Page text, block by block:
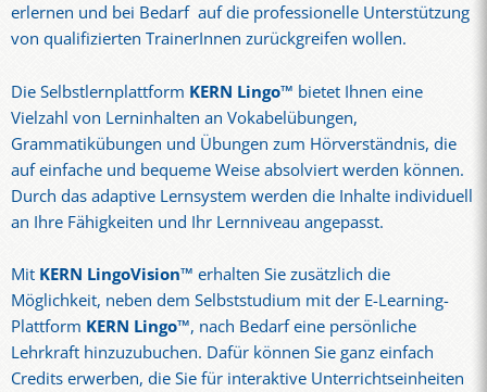
erlernen und bei Bedarf auf die professionelle Unterstützung
von qualifizierten TrainerInnen zurückgreifen wollen.
Die Selbstlernplattform KERN Lingo™ bietet Ihnen eine
Vielzahl von Lerninhalten an Vokabelübungen,
Grammatikübungen und Übungen zum Hörverständnis, die
auf einfache und bequeme Weise absolviert werden können.
Durch das adaptive Lernsystem werden die Inhalte individuell
an Ihre Fähigkeiten und Ihr Lernniveau angepasst.
Mit KERN LingoVision™ erhalten Sie zusätzlich die
Möglichkeit, neben dem Selbststudium mit der E-Learning-
Plattform KERN Lingo™, nach Bedarf eine persönliche
Lehrkraft hinzuzubuchen. Dafür können Sie ganz einfach
Credits erwerben, die Sie für interaktive Unterrichtseinheiten